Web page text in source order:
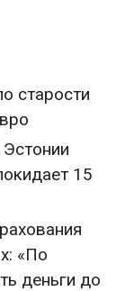
старости
15
«По
деньги до